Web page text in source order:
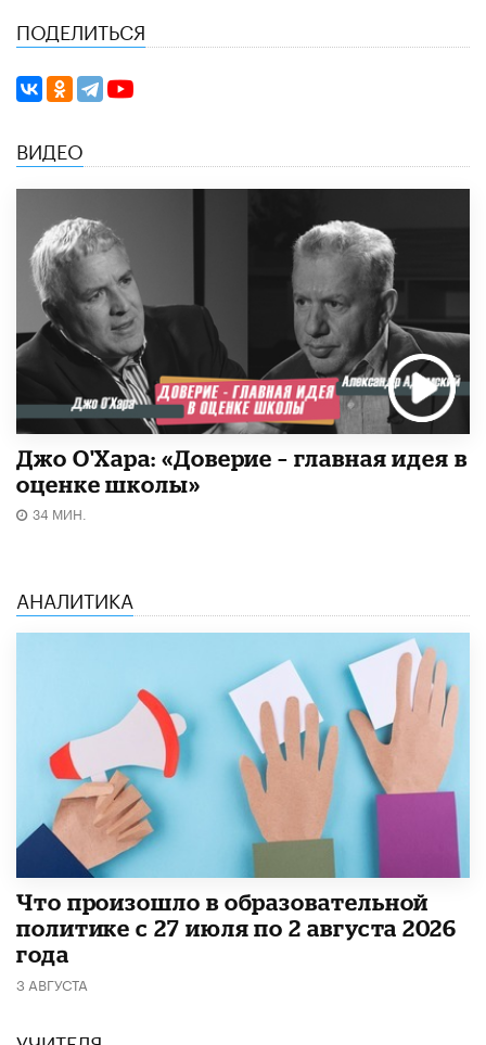
ПОДЕЛИТЬСЯ
ВИДЕО
Джо О'Хара: «Доверие – главная идея в
оценке школы»
34 МИН.
АНАЛИТИКА
​Что произошло в образовательной
политике с 27 июля по 2 августа 2026
года
3 АВГУСТА